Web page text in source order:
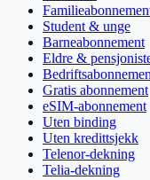
Student & unge
Barneabonnement
Eldre &
Gratis abonnement
eSIM-abonnement
Uten binding
Uten kredittsjekk
Telenor-dekning
Telia-dekning